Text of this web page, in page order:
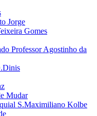
Jorge
Gomes
Professor Agostinho da
Mudar
S.Maximiliano Kolbe